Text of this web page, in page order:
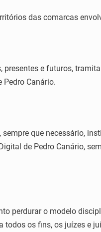
das comarcas
presentes e futuros,
Pedro Canário.
que necessário,
de Pedro Canário,
perdurar o modelo
todos os fins, os juízes e